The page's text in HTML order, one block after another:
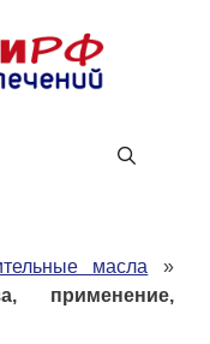
масла »
применение,